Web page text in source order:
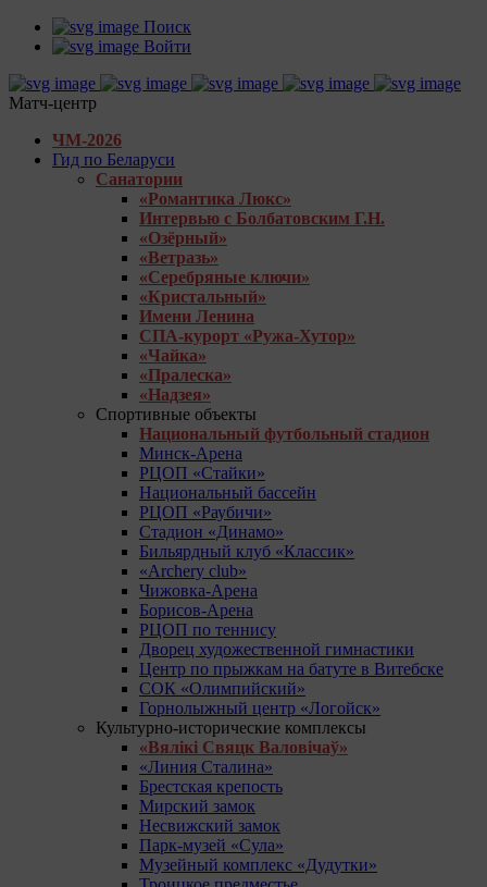
Поиск
Войти
Матч-центр
ЧМ-2026
Гид по Беларуси
Санатории
«Романтика Люкс»
Интервью с Болбатовским Г.Н.
«Озёрный»
«Ветразь»
«Серебряные ключи»
«Кристальный»
Имени Ленина
СПА-курорт «Ружа-Хутор»
«Чайка»
«Пралеска»
«Надзея»
Спортивные объекты
Национальный футбольный стадион
Минск-Арена
РЦОП «Стайки»
Национальный бассейн
РЦОП «Раубичи»
Стадион «Динамо»
Бильярдный клуб «Классик»
«Archery club»
Чижовка-Арена
Борисов-Арена
РЦОП по теннису
Дворец художественной гимнастики
Центр по прыжкам на батуте в Витебске
СОК «Олимпийский»
Горнолыжный центр «Логойск»
Культурно-исторические комплексы
«Вялікі Свяцк Валовічаў»
«Линия Сталина»
Брестская крепость
Мирский замок
Несвижский замок
Парк-музей «Сула»
Музейный комплекс «Дудутки»